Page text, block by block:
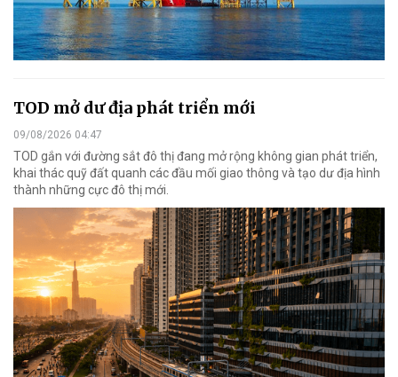
TOD mở dư địa phát triển mới
09/08/2026 04:47
TOD gắn với đường sắt đô thị đang mở rộng không gian phát triển,
khai thác quỹ đất quanh các đầu mối giao thông và tạo dư địa hình
thành những cực đô thị mới.